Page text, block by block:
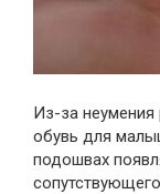
Из-за неумения
обувь для
подошвах